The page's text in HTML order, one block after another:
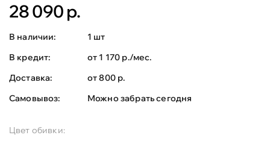
28 090 р.
В наличии:
1 шт
В кредит:
от 1 170 р./мес.
Доставка:
от 800 р.
Самовывоз:
Можно забрать сегодня
Цвет обивки: